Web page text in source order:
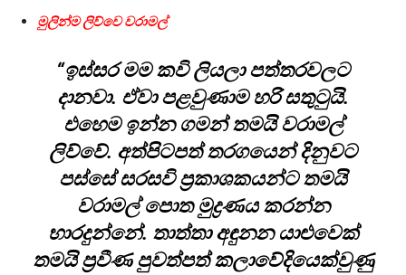
මුලින්ම ලිව්වෙ වරාමල්
“ඉස්සර මම කවි ලියලා පත්තරවලට
දානවා. ඒවා පළවුණාම හරි සතුටුයි.
එහෙම ඉන්න ගමන් තමයි වරාමල්
ලිව්වේ. අත්පිටපත් තරගයෙන් දිනුවට
පස්සේ සරසවි ප්‍රකාශකයන්ට තමයි
වරාමල් පොත මුද්‍රණය කරන්න
භාරදුන්නේ. තාත්තා අඳුනන යාළුවෙක්
තමයි ප්‍රවීණ පුවත්පත් කලාවේදියෙක්වුණු